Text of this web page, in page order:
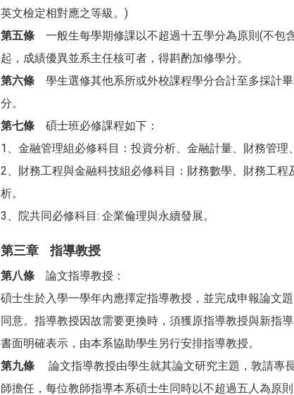
英文檢定相對應之等級。)
第五條 一般生每學期修課以不超過十五學分為原則(不包
起，成績優異並系主任核可者，得斟酌加修學分。
第六條 學生選修其他系所或外校課程學分合計至多採計
分。
第七條 碩士班必修課程如下：
1、金融管理組必修科目：投資分析、金融計量、財務管理
2、財務工程與金融科技組必修科目：財務數學、財務工
析。
3、院共同必修科目: 企業倫理與永續發展。
第三章 指導教授
第八條 論文指導教授：
碩士生於入學一學年內應擇定指導教授，並完成申報論文
同意。指導教授因故需要更換時，須獲原指導教授與新指
書面明確表示，由本系協助學生另行安排指導教授。
第九條 論文指導教授由學生就其論文研究主題，敦請專
師擔任，每位教師指導本系碩士生同時以不超過五人為原